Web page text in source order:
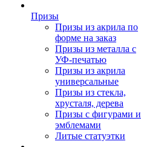
Призы
Призы из акрила по
форме на заказ
Призы из металла с
УФ-печатью
Призы из акрила
универсальные
Призы из стекла,
хрусталя, дерева
Призы с фигурами и
эмблемами
Литые статуэтки